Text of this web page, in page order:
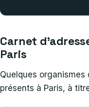
Carnet
Paris
Quelques
présents à Paris, à